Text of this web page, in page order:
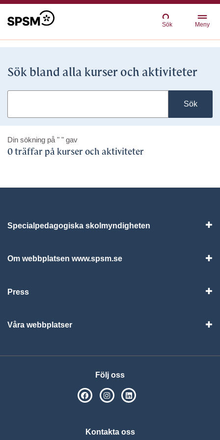
Sök Meny
Sök bland alla kurser och aktiviteter
Sök
Din sökning på " " gav
0 träffar på kurser och aktiviteter
Specialpedagogiska skolmyndigheten
Om webbplatsen www.spsm.se
Press
Våra webbplatser
Följ oss
SPSM på Facebook
SPSM på Instagram
Kontakta oss